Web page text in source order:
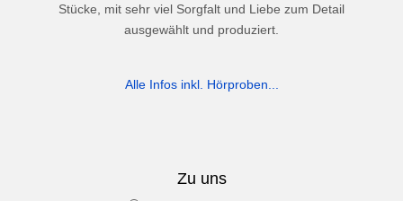
Stücke, mit sehr viel Sorgfalt und Liebe zum Detail
ausgewählt und produziert.
Alle Infos inkl. Hörproben...
Zu uns